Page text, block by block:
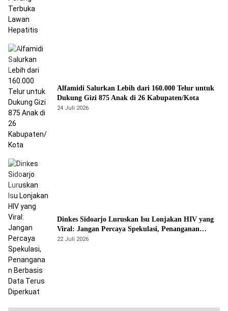
Alfamidi Salurkan Lebih dari 160.000 Telur untuk
Dukung Gizi 875 Anak di 26 Kabupaten/Kota
24 Juli 2026
Dinkes Sidoarjo Luruskan Isu Lonjakan HIV yang
Viral: Jangan Percaya Spekulasi, Penanganan
Berbasis Data Terus Diperkuat
22 Juli 2026